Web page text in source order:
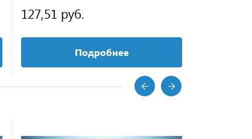
127,51 руб.
Подробнее